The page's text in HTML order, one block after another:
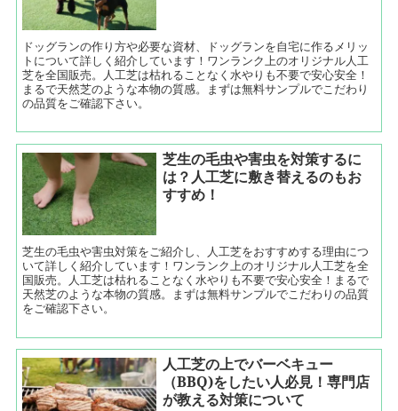
ドッグランの作り方や必要な資材、ドッグランを自宅に作るメリッ
トについて詳しく紹介しています！ワンランク上のオリジナル人工
芝を全国販売。人工芝は枯れることなく水やりも不要で安心安全！
まるで天然芝のような本物の質感。まずは無料サンプルでこだわり
の品質をご確認下さい。
芝生の毛虫や害虫を対策するに
は？人工芝に敷き替えるのもお
すすめ！
芝生の毛虫や害虫対策をご紹介し、人工芝をおすすめする理由につ
いて詳しく紹介しています！ワンランク上のオリジナル人工芝を全
国販売。人工芝は枯れることなく水やりも不要で安心安全！まるで
天然芝のような本物の質感。まずは無料サンプルでこだわりの品質
をご確認下さい。
人工芝の上でバーベキュー
（BBQ)をしたい人必見！専門店
が教える対策について